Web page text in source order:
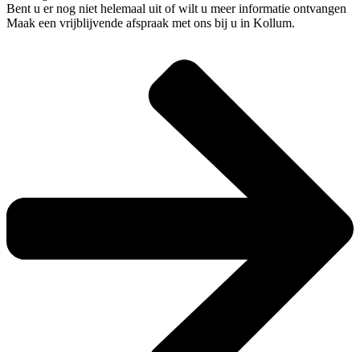
Bent u er nog niet helemaal uit of wilt u meer informatie ontvangen
Maak een vrijblijvende afspraak met ons bij u in Kollum.